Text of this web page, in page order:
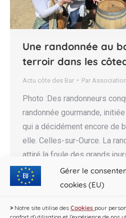
Gérer le
cookies (EU)
> Notre site utilise des Cookies pour
Une randonnée au
terroir dans les
Actu côte des Bar Par
Photo :Des randonneurs
randonnée gourmande,
qui a décidément encore de
elle. Celles-sur-Ource. La
attiré la foule des grands
en réunissant 750
mais aussi des visiteurs